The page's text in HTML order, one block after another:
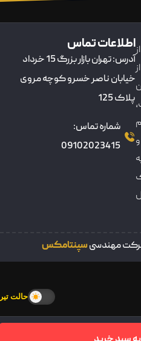
حالت تیره
اطلاعات تماس
آدرس: تهران بازار بزرگ 15 خرداد
خیابان ناصر خسرو کوچه مروی
پلاک 125
شماره تماس:
09102023415
مهندسیسپنتامکس